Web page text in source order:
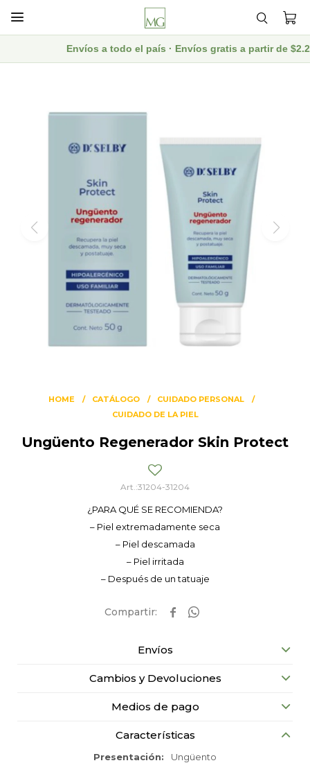

Envíos a todo el país · Envíos gratis a partir de
HOME CATÁLOGO
CUIDADO PERSONAL
CUIDADO DE LA PIEL
Ungüento Regenerador Skin Protect
31204-31204
¿PARA QUÉ SE RECOMIENDA?
– Piel extremadamente seca
– Piel descamada
– Piel irritada
– Después de un tatuaje
 
Envíos
Cambios y Devoluciones
Medios de pago
Características
Presentación
Ungüento